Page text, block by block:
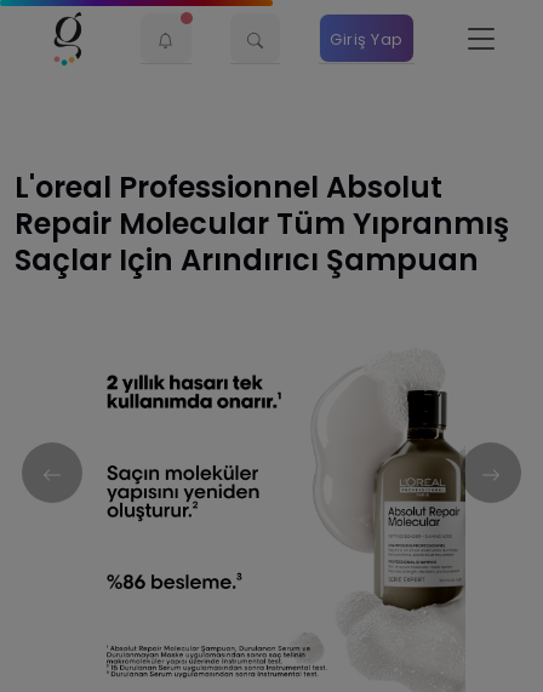
Giriş Yap
L'oreal Professionnel Absolut
Repair Molecular Tüm Yıpranmış
Saçlar Için Arındırıcı Şampuan